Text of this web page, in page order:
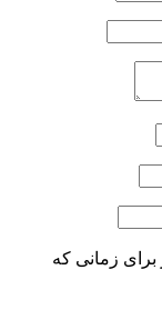
زمانی که